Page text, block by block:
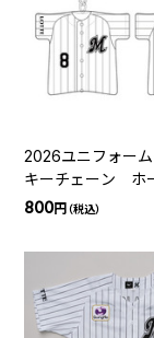
2026ユニフォー
キーチェーン ホ
800円（税込）